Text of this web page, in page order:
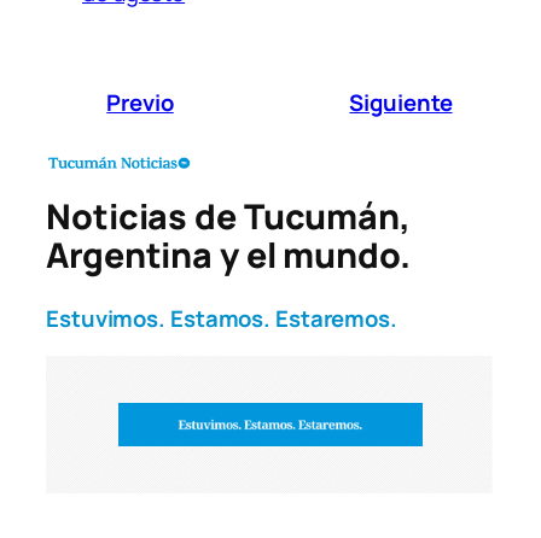
Previo Siguiente
Noticias de Tucumán,
Argentina y el mundo.
Estuvimos. Estamos. Estaremos.